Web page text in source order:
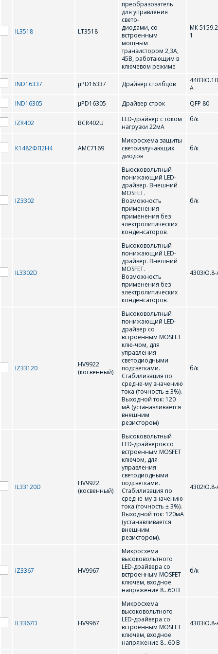
KS0066
LT3518
NJU6451A
NJU6570AA, SED1520DAA
NJU6570OA,
SED1520DOA
µPD16337
АМС7150
IL3518 LT3518
преобразователь
для управления
свето-
диодами, со
встроенным
мощным
транзистором 2,3А,
45В, работающим в
ключевом режиме
МК
1
IND16337 µPD16337 Драйвер столбцов
А
IND16305
µPD16305 Драйвер строк QFP 80
IZR402 BCR402U
LED-драйвер с током
нагрузки 22мA
б/к
К1482ФП2Н4 AMC7169
Микросхема защиты
светоизлучающих
диодов
б/к
IZ3302
Выосковольтный
понижающий LED-
драйвер. Внешний
MOSFET.
Возможность
применения
применения без
электролитических
конденсаторов.
б/к
IL3302D
Высоковольтный
понижающий LED-
драйвер. Внешний
MOSFET.
Возможность
применения без
электролитических
конденсаторов.
4303Ю.8-
IZ33120
HV9922
(косвенный)
Высоковольтный
понижающий LED-
драйвер со
встроенным MOSFET
клю-чом, для
управления
светодиодными
подсветками.
Стабилизация по
средне-му значению
тока (точность ± 3%).
Выходной ток: 120
мА (устанавливается
внешним
резистором)
б/к
IL33120D
HV9922
(косвенный)
Высоковольтный
LED-драйверов со
встроенным MOSFET
ключом, для
управления
светодиодными
подсветками.
Стабилизация по
средне-му значению
тока (точность ± 3%).
Выходной ток: 120мА
(устанавливается
внешним
резистором).
4302Ю.8-
IZ3367 HV9967
Микросхема
высоковольтного
LED-драйвера со
встроенным MOSFET
ключем, входное
напряжение 8…60 В
б/к
IL3367D HV9967
Микросхема
высоковольтного
LED-драйвера со
встроенным MOSFET
ключем, входное
напряжение 8…60 В
4303Ю.8-
ОФОРМИТЬ ЗАКАЗ
Форма предназначена
для юридических лиц
Продажи физическим
лицам
осуществляются в ТД
"ИНТЕГРАЛ", тел.+375
интересующее Вас
сотрудники компании
свяжутся с Вами по
вопросам стоимости
и сроков поставки.
ЗАДАТЬ ВОПРОС
СОТРУДНИКИ
КОМПАНИИ С
РАДОСТЬЮ
ОТВЕТЯТ НА
Телефон*